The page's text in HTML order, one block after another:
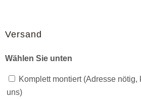
Versand
Wählen Sie unten
Komplett montiert (Adresse nötig,
uns)